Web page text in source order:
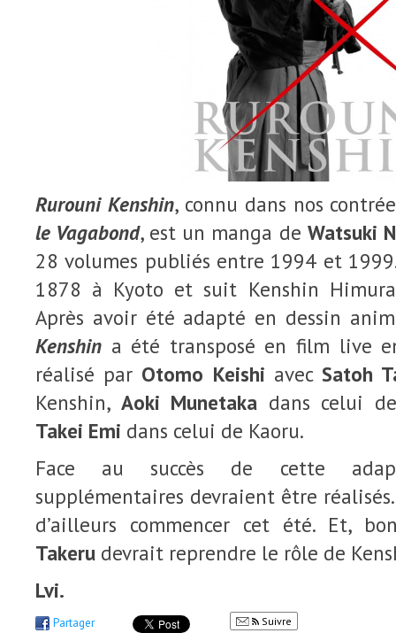
Rurouni Kenshin, connu dans nos
le Vagabond, est un manga de Watsuki
28 volumes publiés entre 1994 et 1999.
1878 à Kyoto et suit Kenshin
Après avoir été adapté en dessin
Kenshin a été transposé en film live
réalisé par Otomo Keishi avecSatoh
Kenshin, Aoki Munetaka dans celui
Takei Emi dans celui de Kaoru.
Face au succès de cette
supplémentaires devraient être
d’ailleurs commencer cet été. Et,
Takeru devrait reprendre le rôle de
Lvi.
Partager Suivre